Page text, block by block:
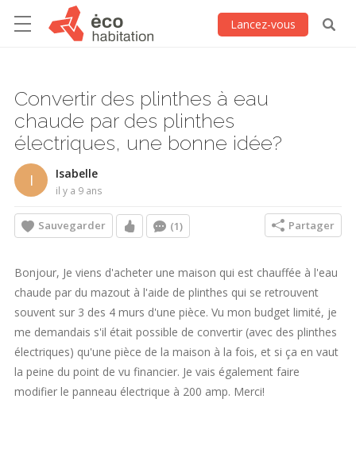
Lancez-vous
Convertir des plinthes à eau
chaude par des plinthes
électriques, une bonne idée?
I Isabelle
il y a 9 ans
Sauvegarder (1) Partager
Bonjour, Je viens d'acheter une maison qui est chauffée à l'eau
chaude par du mazout à l'aide de plinthes qui se retrouvent
souvent sur 3 des 4 murs d'une pièce. Vu mon budget limité, je
me demandais s'il était possible de convertir (avec des plinthes
électriques) qu'une pièce de la maison à la fois, et si ça en vaut
la peine du point de vu financier. Je vais également faire
modifier le panneau électrique à 200 amp. Merci!